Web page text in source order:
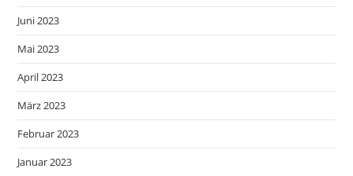
Juni 2023
Mai 2023
April 2023
März 2023
Februar 2023
Januar 2023